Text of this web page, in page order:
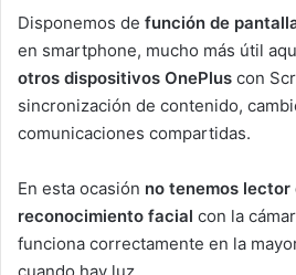
Disponemos de función de
en smartphone, mucho más útil
otros dispositivos OnePlus con
sincronización de contenido,
comunicaciones compartidas.
En esta ocasión no tenemos lector
reconocimiento facial con la
funciona correctamente en la